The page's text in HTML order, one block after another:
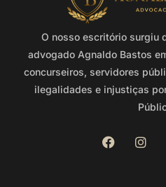
O nosso escritório surgiu
advogado Agnaldo Bastos
concurseiros, servidores
ilegalidades e injustiças